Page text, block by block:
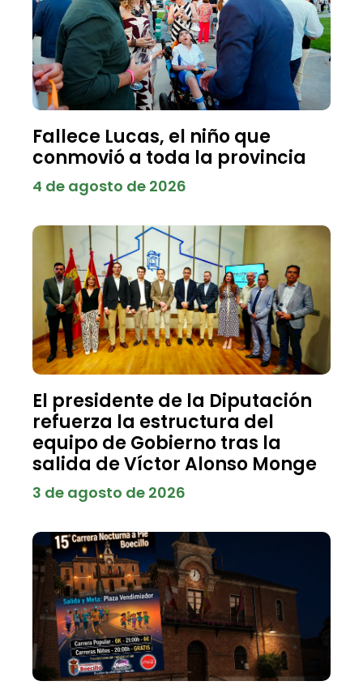
Fallece Lucas, el niño que
conmovió a toda la provincia
4 de agosto de 2026
El presidente de la Diputación
refuerza la estructura del
equipo de Gobierno tras la
salida de Víctor Alonso Monge
3 de agosto de 2026